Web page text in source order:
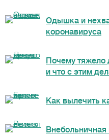
Одышка и
коронавируса
Почему тяжело
и что с этим
Как вылечить